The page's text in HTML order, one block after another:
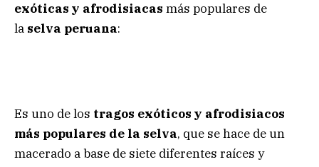
exóticas y afrodisiacas más populares de
la selva peruana:
Es uno de los tragos exóticos y afrodisiacos
más populares de la selva, que se hace de un
macerado a base de siete diferentes raíces y